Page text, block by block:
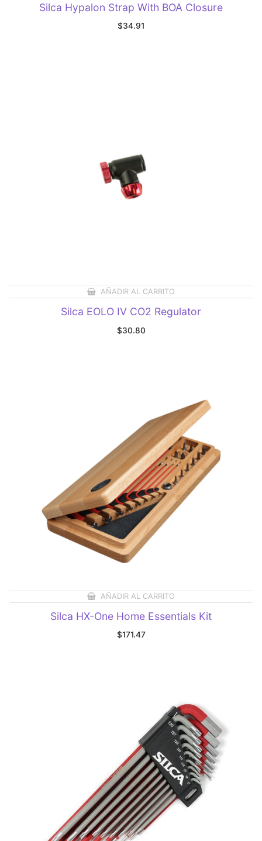
Silca Hypalon Strap With BOA Closure
$34.91
AÑADIR AL CARRITO
Silca EOLO IV CO2 Regulator
$30.80
AÑADIR AL CARRITO
Silca HX-One Home Essentials Kit
$171.47